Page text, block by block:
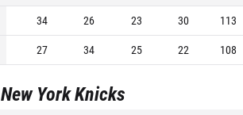
34 26 23 30
113
27 34 25 22 108
New York Knicks